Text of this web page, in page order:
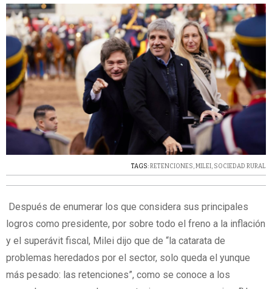
TAGS:RETENCIONES,MILEI, SOCIEDAD RURAL
Después de enumerar los que considera sus principales
logros como presidente, por sobre todo el freno a la inflación
y el superávit fiscal, Milei dijo que de “la catarata de
problemas heredados por el sector, solo queda el yunque
más pesado: las retenciones”, como se conoce a los